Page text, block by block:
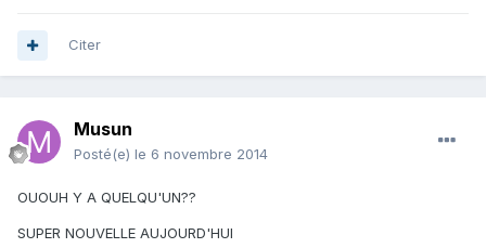
Citer
Musun
Posté(e) le 6 novembre 2014
OUOUH Y A QUELQU'UN??
SUPER NOUVELLE AUJOURD'HUI